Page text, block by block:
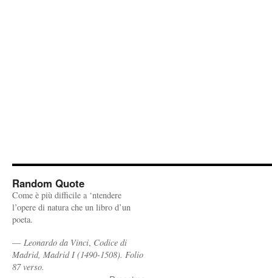
Random Quote
Come è più difficile a ‘ntendere
l’opere di natura che un libro d’un
poeta.
— Leonardo da Vinci, Codice di
Madrid, Madrid I (1490-1508). Folio
87 verso.